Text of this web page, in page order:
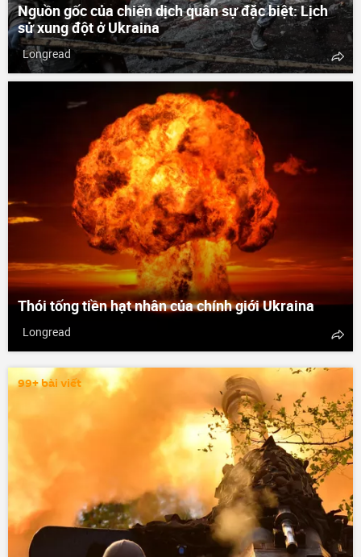
Nguồn gốc của chiến dịch quân sự đặc biệt: Lịch
sử xung đột ở Ukraina
Longread
Thói tống tiền hạt nhân của chính giới Ukraina
Longread
99+ bài viết